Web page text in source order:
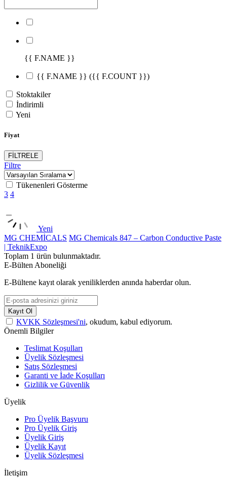
{{ F.NAME }}
{{ F.NAME }} ({{ F.COUNT }})
Stoktakiler
İndirimli
Yeni
Fiyat
FİLTRELE
Filtre
Tükenenleri Gösterme
3 4
Yeni
MG CHEMİCALS MG Chemicals 847 – Carbon Conductive Paste
| TeknikExpo
Toplam 1 ürün bulunmaktadır.
E-Bülten Aboneliği
E-Bültene kayıt olarak yeniliklerden anında haberdar olun.
Kayıt Ol
KVKK Sözleşmesi'ni, okudum, kabul ediyorum.
Önemli Bilgiler
Teslimat Koşulları
Üyelik Sözleşmesi
Satış Sözleşmesi
Garanti ve İade Koşulları
Gizlilik ve Güvenlik
Üyelik
Pro Üyelik Başvuru
Pro Üyelik Giriş
Üyelik Giriş
Üyelik Kayıt
Üyelik Sözleşmesi
İletişim